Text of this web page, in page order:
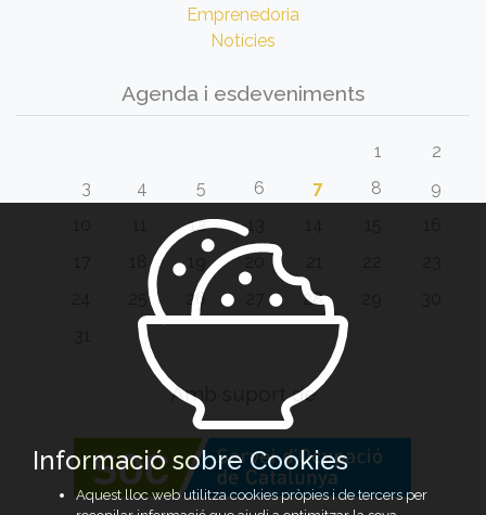
Emprenedoria
Notícies
Agenda i esdeveniments
1
2
3
4 5 6 7 8
9
12 13
20
26 28
Amb suport de
Informació sobre Cookies
Aquest lloc web utilitza cookies pròpies i de tercers per